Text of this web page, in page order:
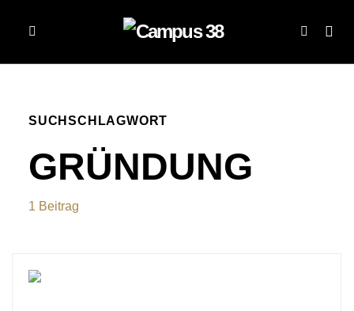
SUCHSCHLAGWORT
GRÜNDUNG
1 Beitrag